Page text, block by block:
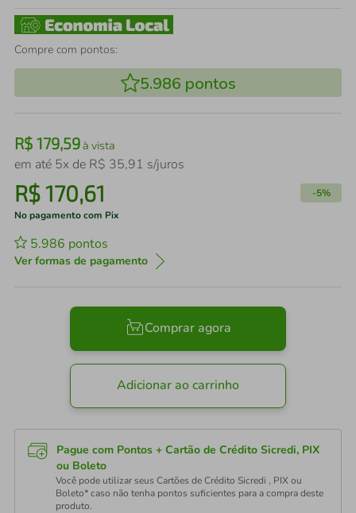
Compre com pontos:
5.986 pontos
R$ 179,59à vista
em até 5x de R$ 35,91 s/juros
R$170,61 -5%
No pagamento com Pix
5.986 pontos
Ver formas de pagamento
Comprar agora
Adicionar ao carrinho
Pague com Pontos + Cartão de Crédito Sicredi, PIX
ou Boleto
Você pode utilizar seus Cartões de Crédito Sicredi , PIX ou
Boleto* caso não tenha pontos suficientes para a compra deste
produto.